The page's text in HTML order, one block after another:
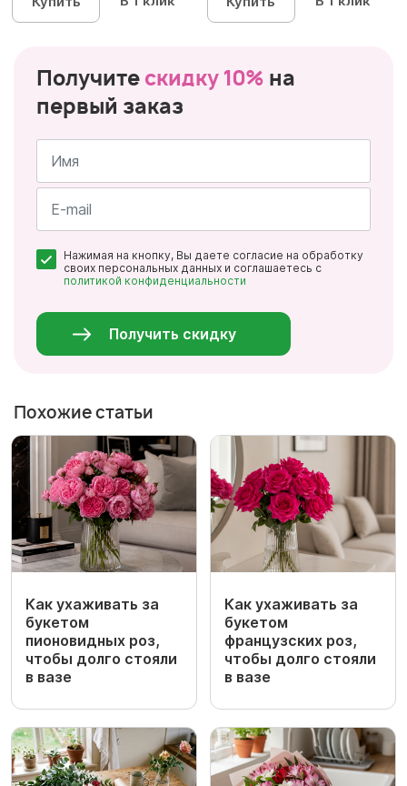
Получите скидку 10% на
первый заказ
Имя
*
Нажимая на кнопку, Вы даете согласие на обработку
своих персональных данных и соглашаетесь с
политикой конфиденциальности
Получить скидку
Похожие статьи
Как ухаживать за
букетом
пионовидных роз,
чтобы долго стояли
в вазе
Как ухаживать за
букетом
французских роз,
чтобы долго стояли
в вазе